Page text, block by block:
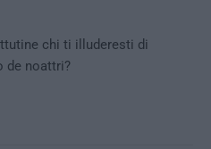
chi ti illuderesti di
de noattri?